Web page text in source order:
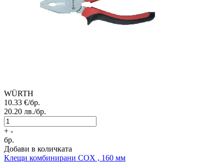
WÜRTH
10.33 €/бр.
20.20 лв./бр.
+ -
бр.
Добави в количката
Клещи комбинирани COX , 160 мм